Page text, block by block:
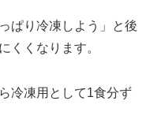
ぱり冷凍しよう」と後
くくなります。
冷凍用として1食分ず